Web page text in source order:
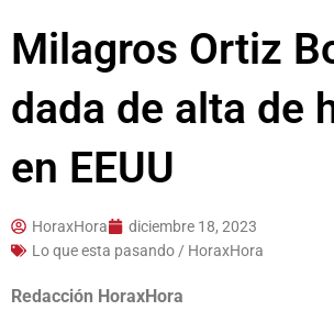
Milagros Ortiz
dada de alta de
en EEUU
HoraxHora
diciembre 18, 2023
Lo que esta pasando / HoraxHora
Redacción HoraxHora